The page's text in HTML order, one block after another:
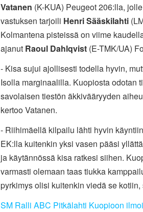
Vatanen (K-KUA) Peugeot 206:lla,
vastuksen tarjoili Henri Sääskilahti
Kolmantena pisteissä on viime
ajanut Raoul Dahlqvist(E-TMK/UA)
- Kisa sujui ajollisesti todella hyvin,
Isolla marginaalilla. Kuopiosta odotan
savolaisen tiestön äkkivääryyden
kertoo Vatanen.
- Riihimäellä kilpailu lähti hyvin
EK:lla kuitenkin yksi vasen pääsi
ja käytännössä kisa ratkesi siihen.
varmasti olemaan taas tiukka
pyrkimys olisi kuitenkin viedä se
SM Ralli ABC Pitkälahti Kuopioon